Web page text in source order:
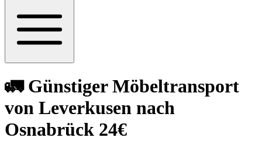
🚛 Günstiger Möbeltransport
von Leverkusen nach
Osnabrück 24€